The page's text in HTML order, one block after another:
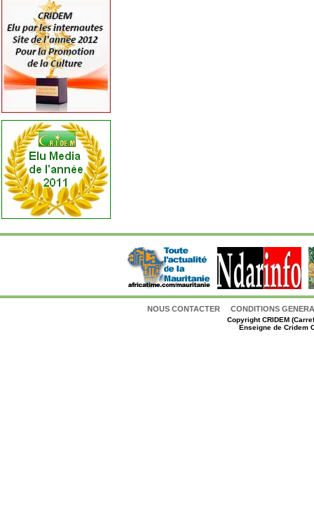
NOUS CONTACTER CONDITIONS
CopyrightCRIDEM
Enseigne de Cridem